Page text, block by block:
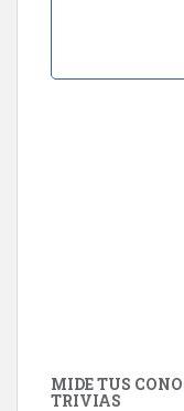
MIDE TUS
TRIVIAS